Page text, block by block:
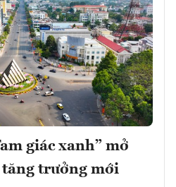
giác xanh” mở
trưởng mới